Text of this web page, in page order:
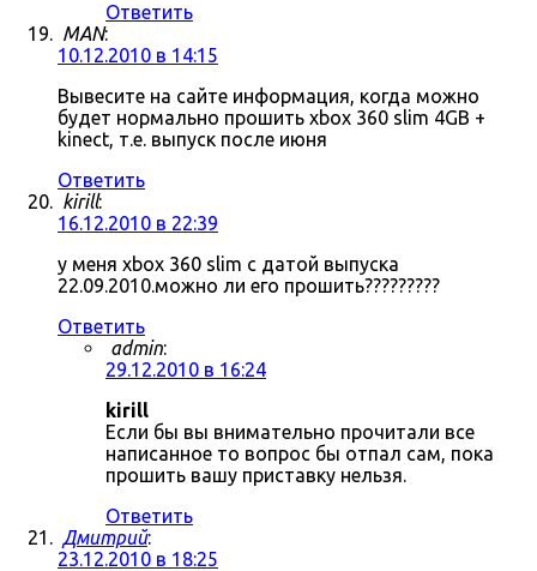
Ответить
MAN:
10.12.2010 в 14:15
Вывесите на сайте информация, когда можно
будет нормально прошить xbox 360 slim 4GB +
kinect, т.е. выпуск после июня
Ответить
kirill:
16.12.2010 в 22:39
у меня xbox 360 slim с датой выпуска
22.09.2010.можно ли его прошить?????????
Ответить
admin:
29.12.2010 в 16:24
kirill
Если бы вы внимательно прочитали все
написанное то вопрос бы отпал сам, пока
прошить вашу приставку нельзя.
Ответить
Дмитрий:
23.12.2010 в 18:25